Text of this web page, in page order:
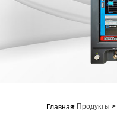
Главная
> Продукты >